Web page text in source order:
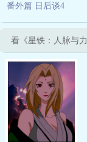
番外篇 日后谈4
看《星铁：人脉与